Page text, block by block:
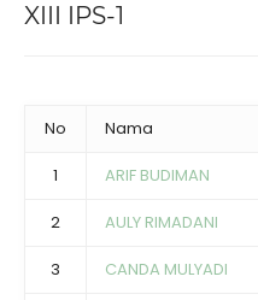
XIII IPS-1
No Nama
1 ARIF BUDIMAN
2 AULY RIMADANI
3 CANDA MULYADI